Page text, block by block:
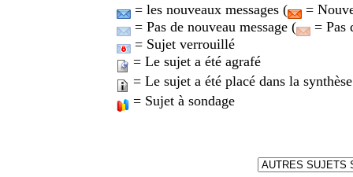
= les nouveaux messages (
=
= Pas de nouveau message (
= Pas
= Sujet verrouillé
= Le sujet a été agrafé
= Le sujet a été placé dans la
= Sujet à sondage